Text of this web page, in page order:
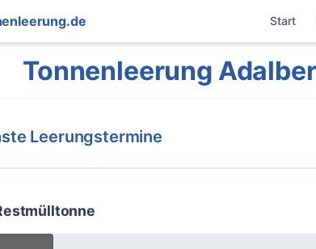
Start
Tonnenleerung
Leerungstermine